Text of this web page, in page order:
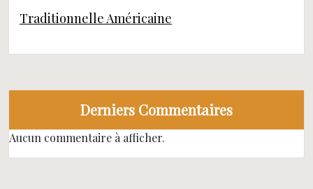
Traditionnelle Américaine
Derniers Commentaires
Aucun commentaire à afficher.